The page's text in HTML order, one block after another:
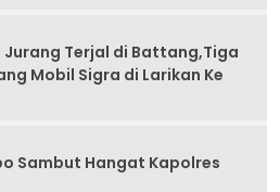
Jurang Terjal di Battang,Tiga
Mobil Sigra di Larikan Ke
Sambut Hangat Kapolres